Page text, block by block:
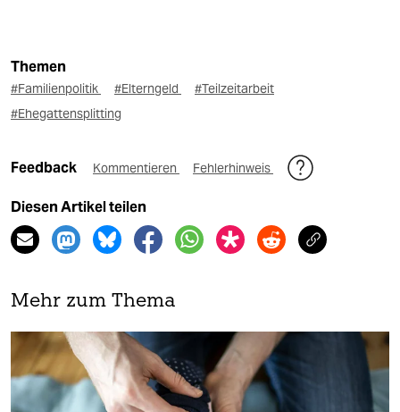
Themen
#Familienpolitik #Elterngeld
#Teilzeitarbeit
#Ehegattensplitting
Feedback Kommentieren Fehlerhinweis
Diesen Artikel teilen
Mehr zum Thema